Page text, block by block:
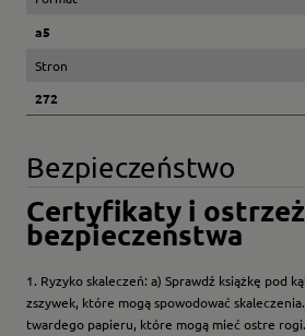
a5
Stron
272
Bezpieczeństwo
Certyfikaty i
bezpieczeństwa
1. Ryzyko skaleczeń: a) Sprawdź książkę pod
zszywek, które mogą spowodować
twardego papieru, które mogą mieć ostre rogi.